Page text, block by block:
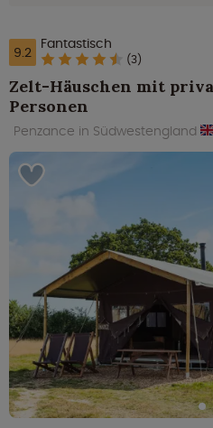
9.2 Fantastisch
(3)
Zelt-Häuschen mit
Personen
Penzance in Südwestengland